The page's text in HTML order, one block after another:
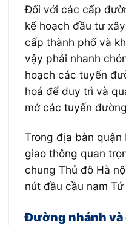
Đối với các cấp
kế hoạch đầu tư
cấp thành phố và
vậy phải nhanh
hoạch các tuyến
hoá để duy trì và
mở các tuyến
Trong địa bàn quận
giao thông quan
chung Thủ đô Hà
nút đầu cầu nam
Đường nhánh